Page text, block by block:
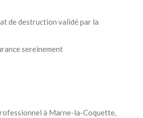
de destruction validé par la
sereinement
à Marne-la-Coquette,